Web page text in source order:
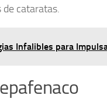
cataratas.
Infalibles para